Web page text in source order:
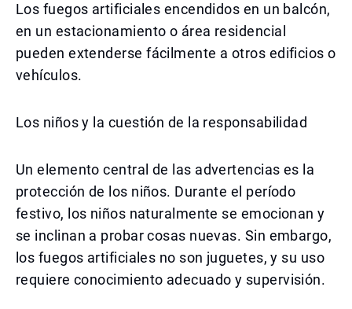
Los fuegos artificiales encendidos en un balcón,
en un estacionamiento o área residencial
pueden extenderse fácilmente a otros edificios o
vehículos.
Los niños y la cuestión de la responsabilidad
Un elemento central de las advertencias es la
protección de los niños. Durante el período
festivo, los niños naturalmente se emocionan y
se inclinan a probar cosas nuevas. Sin embargo,
los fuegos artificiales no son juguetes, y su uso
requiere conocimiento adecuado y supervisión.